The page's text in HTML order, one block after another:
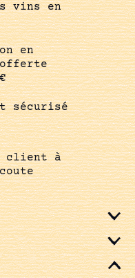
vins en
en
offerte
sécurisé
client à